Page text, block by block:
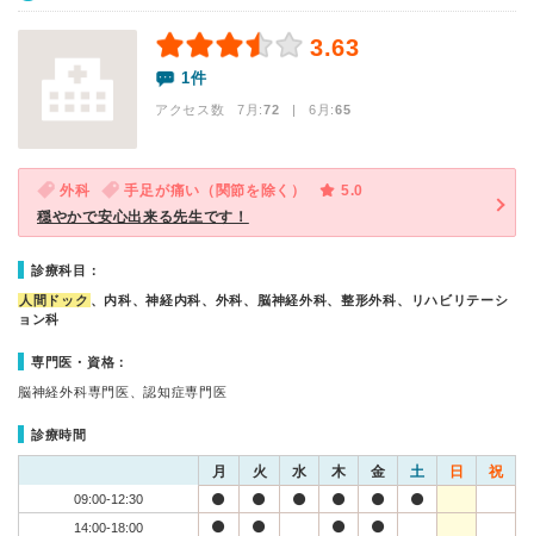
3.63
1件
アクセス数 7月:72 | 6月:65
外科 手足が痛い（関節を除く）
5.0
穏やかで安心出来る先生です！
診療科目：
人間ドック 、内科、神経内科、外科、脳神経外科、整形外科、リハビリテーシ
ョン科
専門医・資格：
脳神経外科専門医、認知症専門医
診療時間
月 火 水 木 金 土 日 祝
09:00-12:30
14:00-18:00